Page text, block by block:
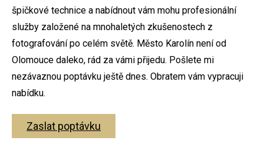
Fotografování párů
Rodinné fotografování
špičkové technice a nabídnout vám mohu profesionální
služby založené na mnohaletých zkušenostech z
fotografování po celém světě. Město Karolín není od
Olomouce daleko, rád za vámi přijedu. Pošlete mi
nezávaznou poptávku ještě dnes. Obratem vám vypracuji
nabídku.
Zaslat poptávku